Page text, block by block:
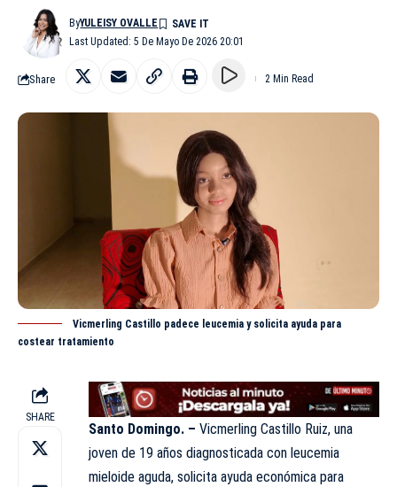
Last Updated: 5 De Mayo De 2026 20:01
ByYULEISY OVALLE
Share 2 Min Read
Vicmerling Castillo padece leucemia y solicita ayuda para
costear tratamiento
SHARE
Santo Domingo. – Vicmerling Castillo Ruiz, una
joven de 19 años diagnosticada con leucemia
mieloide aguda, solicita ayuda económica para